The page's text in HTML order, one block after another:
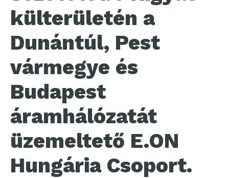
külterületén a
Dunántúl, Pest
vármegye és
Budapest
áramhálózatát
üzemeltető E.ON
Hungária Csoport.